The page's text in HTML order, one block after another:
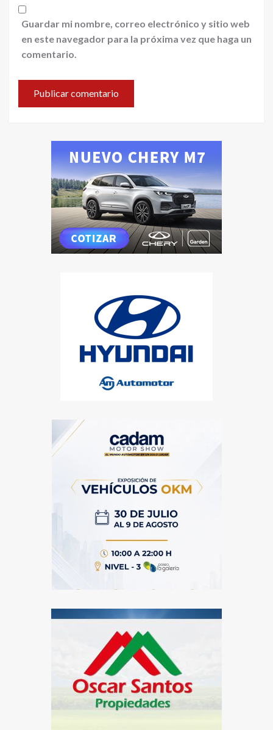
Guardar mi nombre, correo electrónico y sitio web
en este navegador para la próxima vez que haga un
comentario.